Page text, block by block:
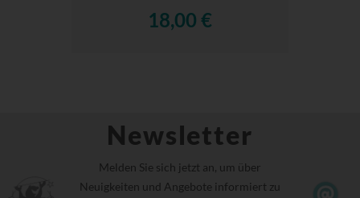
18,00 €
Newsletter
Melden Sie sich jetzt an, um über
Neuigkeiten und Angebote informiert zu